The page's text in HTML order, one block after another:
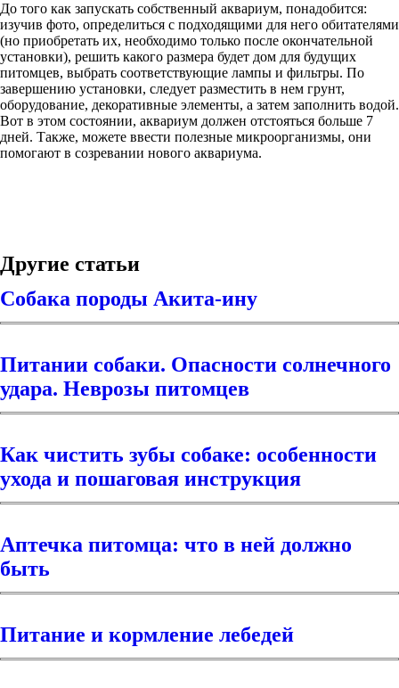
До того как запускать собственный аквариум, понадобится:
изучив фото, определиться с подходящими для него обитателями
(но приобретать их, необходимо только после окончательной
установки), решить какого размера будет дом для будущих
питомцев, выбрать соответствующие лампы и фильтры. По
завершению установки, следует разместить в нем грунт,
оборудование, декоративные элементы, а затем заполнить водой.
Вот в этом состоянии, аквариум должен отстояться больше 7
дней. Также, можете ввести полезные микроорганизмы, они
помогают в созревании нового аквариума.
Другие статьи
Собака породы Акита-ину
Питании собаки. Опасности солнечного
удара. Неврозы питомцев
Как чистить зубы собаке: особенности
ухода и пошаговая инструкция
Аптечка питомца: что в ней должно
быть
Питание и кормление лебедей